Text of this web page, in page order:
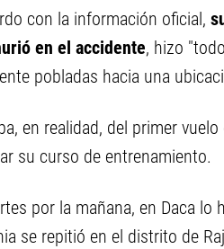
con la información oficial,
en el accidente, hizo
pobladas hacia una
en realidad, del primer
su curso de entrenamiento.
por la mañana, en Daca
se repitió en el distrito de